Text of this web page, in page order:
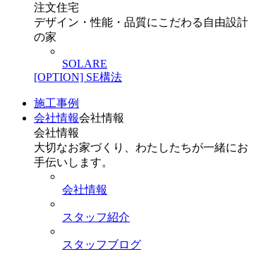
注文住宅
デザイン・性能・品質にこだわる自由設計
の家
SOLARE
[OPTION] SE構法
施工事例
会社情報会社情報
会社情報
大切なお家づくり、わたしたちが一緒にお
手伝いします。
会社情報
スタッフ紹介
スタッフブログ